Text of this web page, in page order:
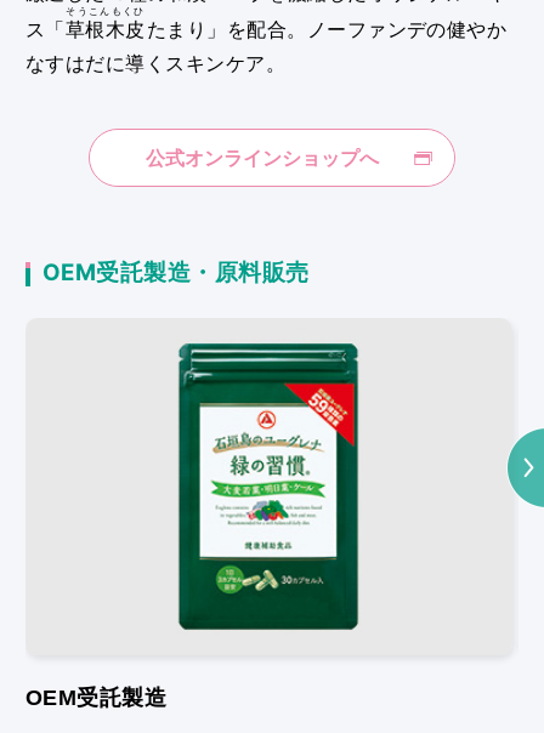
ス「草根木皮
そうこんもくひ
たまり」を配合。ノーファンデの健やか
なすはだに導くスキンケア。
公式オンラインショップへ
OEM受託製造・原料販売
OEM受託製造